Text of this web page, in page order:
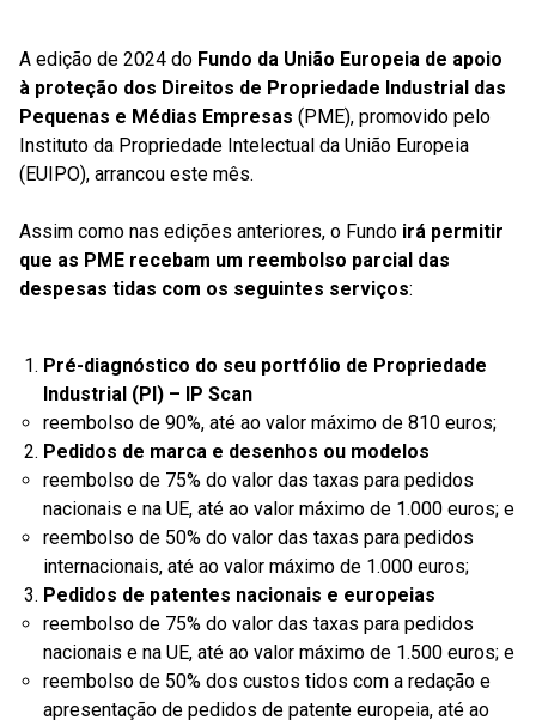
A edição de 2024 do Fundo da União Europeia de apoio
à proteção dos Direitos de Propriedade Industrial das
Pequenas e Médias Empresas (PME), promovido pelo
Instituto da Propriedade Intelectual da União Europeia
(EUIPO), arrancou este mês.
Assim como nas edições anteriores, o Fundo irá permitir
que as PME recebam um reembolso parcial das
despesas tidas com os seguintes serviços:
Pré-diagnóstico do seu portfólio de Propriedade
Industrial (PI) – IP Scan
reembolso de 90%, até ao valor máximo de 810 euros;
Pedidos de marca e desenhos ou modelos
reembolso de 75% do valor das taxas para pedidos
nacionais e na UE, até ao valor máximo de 1.000 euros; e
reembolso de 50% do valor das taxas para pedidos
internacionais, até ao valor máximo de 1.000 euros;
Pedidos de patentes nacionais e europeias
reembolso de 75% do valor das taxas para pedidos
nacionais e na UE, até ao valor máximo de 1.500 euros; e
reembolso de 50% dos custos tidos com a redação e
apresentação de pedidos de patente europeia, até ao